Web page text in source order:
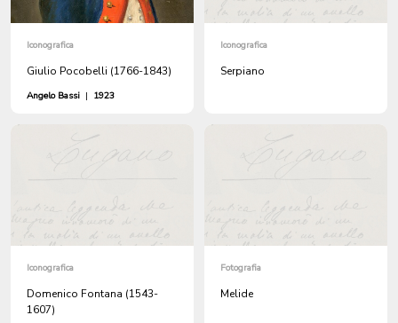
Iconografica
Giulio Pocobelli (1766-1843)
Angelo Bassi | 1923
Iconografica
Serpiano
Iconografica
Domenico Fontana (1543-
1607)
Fotografia
Melide